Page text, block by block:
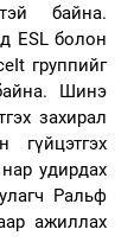
байна.
ESL болон
группийг
Шинэ
захирал
гүйцэтгэх
удирдах
Ральф
ажиллах